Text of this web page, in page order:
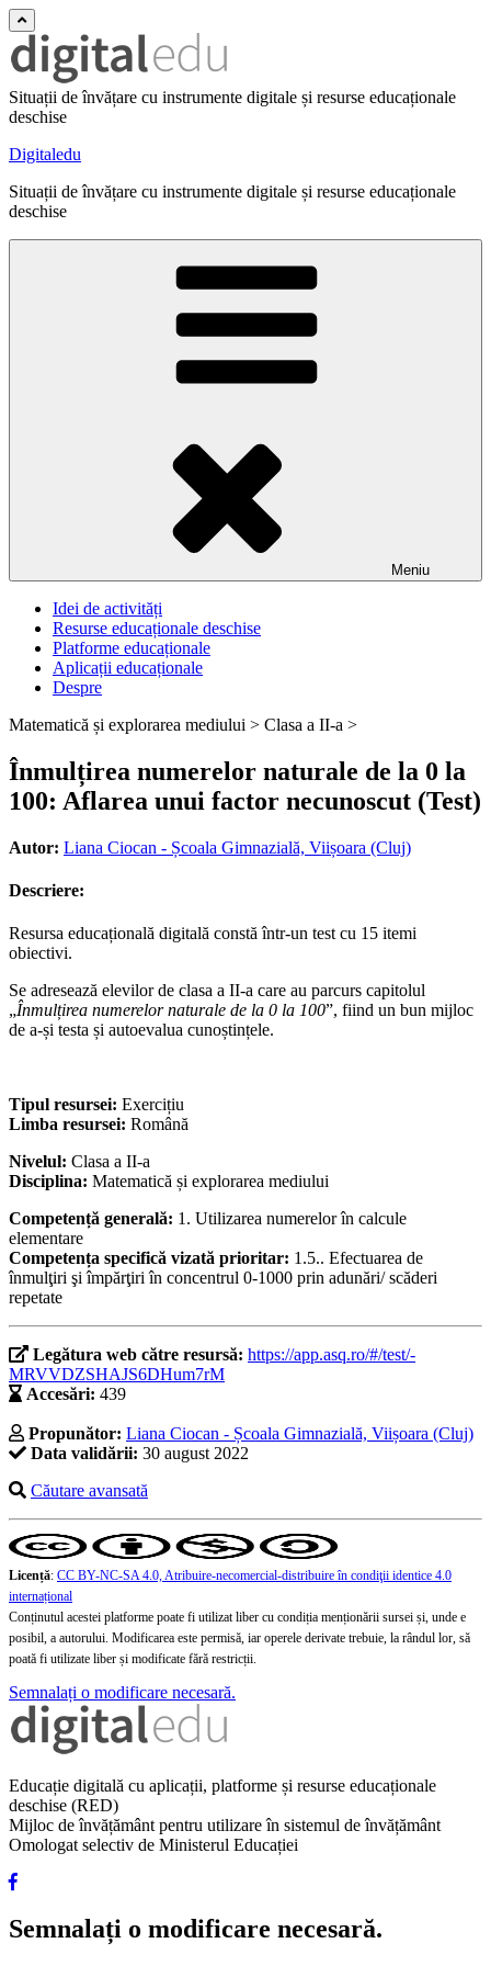
Situații de învățare cu instrumente digitale și resurse educaționale
deschise
Digitaledu
Situații de învățare cu instrumente digitale și resurse educaționale
deschise
Meniu
Idei de activități
Resurse educaționale deschise
Platforme educaționale
Aplicații educaționale
Despre
Matematică și explorarea mediului > Clasa a II-a >
Înmulțirea numerelor naturale de la 0 la
100: Aflarea unui factor necunoscut (Test)
Autor: Liana Ciocan - Școala Gimnazială, Viișoara (Cluj)
Descriere:
Resursa educațională digitală constă într-un test cu 15 itemi
obiectivi.
Se adresează elevilor de clasa a II-a care au parcurs capitolul
„Înmulțirea numerelor naturale de la 0 la 100”, fiind un bun mijloc
de a-și testa și autoevalua cunoștințele.
Tipul resursei: Exercițiu
Limba resursei: Română
Nivelul: Clasa a II-a
Disciplina: Matematică și explorarea mediului
Competență generală: 1. Utilizarea numerelor în calcule
elementare
Competența specifică vizată prioritar: 1.5.. Efectuarea de
înmulţiri şi împărţiri în concentrul 0-1000 prin adunări/ scăderi
repetate
Legătura web către resursă: https://app.asq.ro/#/test/-
MRVVDZSHAJS6DHum7rM
Accesări: 439
Propunător: Liana Ciocan - Școala Gimnazială, Viișoara (Cluj)
Data validării: 30 august 2022
Căutare avansată
Licență: CC BY-NC-SA 4.0, Atribuire-necomercial-distribuire în condiţii identice 4.0
internațional
Conținutul acestei platforme poate fi utilizat liber cu condiția menționării sursei și, unde e
posibil, a autorului. Modificarea este permisă, iar operele derivate trebuie, la rândul lor, să
poată fi utilizate liber și modificate fără restricții.
Semnalați o modificare necesară.
Educație digitală cu aplicații, platforme și resurse educaționale
deschise (RED)
Mijloc de învățământ pentru utilizare în sistemul de învățământ
Omologat selectiv de Ministerul Educației
Semnalați o modificare necesară.